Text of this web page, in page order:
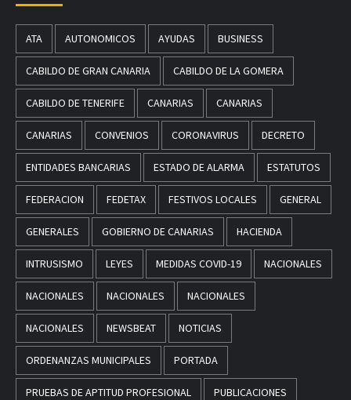
ATA AUTONOMICOS AYUDAS BUSINESS
CABILDO DE GRAN CANARIA CABILDO DE LA GOMERA
CABILDO DE TENERIFE CANARIAS CANARIAS
CANARIAS CONVENIOS CORONAVIRUS DECRETO
ENTIDADES BANCARIAS ESTADO DE ALARMA ESTATUTOS
FEDERACION FEDETAX FESTIVOS LOCALES GENERAL
GENERALES GOBIERNO DE CANARIAS HACIENDA
INTRUSISMO LEYES MEDIDAS COVID-19 NACIONALES
NACIONALES NACIONALES NACIONALES
NACIONALES NEWSBEAT NOTICIAS
ORDENANZAS MUNICIPALES PORTADA
PRUEBAS DE APTITUD PROFESIONAL PUBLICACIONES